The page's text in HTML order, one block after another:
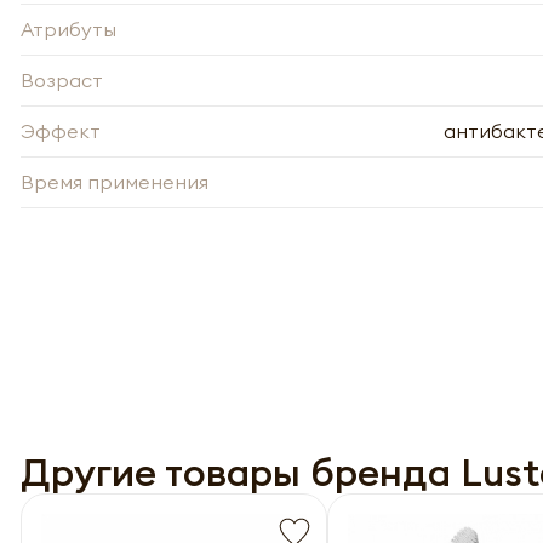
Атрибуты
Возраст
Эффект
Время применения
Другие товары бренда